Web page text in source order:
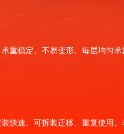
重稳定、不易变形。每层均匀
快速、可拆装迁移、重复使用